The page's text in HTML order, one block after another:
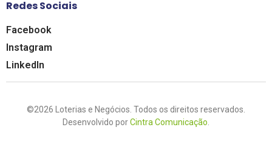
Redes Sociais
Facebook
Instagram
LinkedIn
©2026 Loterias e Negócios. Todos os direitos reservados.
Desenvolvido porCintra Comunicação